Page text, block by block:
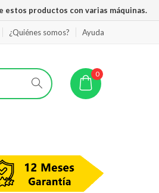
estos productos con varias máquinas.
¿Quiénes somos? Ayuda
0